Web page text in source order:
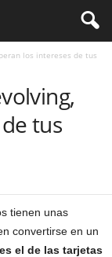
los intereses de tus
tus
tienen unas
convertirse en un
el de las tarjetas